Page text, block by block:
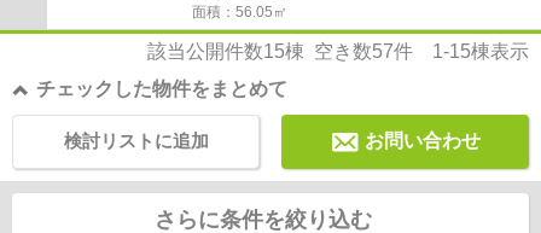
面積：56.05㎡
該当公開件数15棟 空き数57件 1-15棟表示
チェックした物件をまとめて
お問い合わせ
検討リストに追加
さらに条件を絞り込む